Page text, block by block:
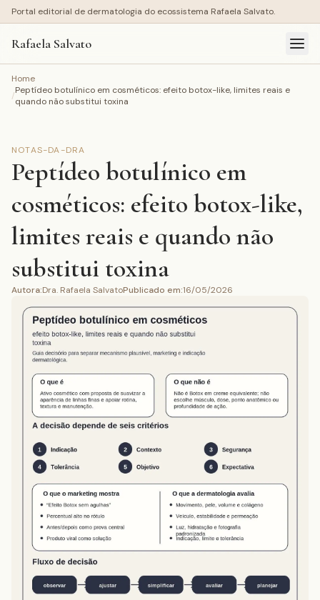
Portal editorial de dermatologia do ecossistema Rafaela Salvato.
Rafaela Salvato
Home
/Peptídeo botulínico em cosméticos: efeito botox-like, limites reais e
quando não substitui toxina
NOTAS-DA-DRA
Peptídeo botulínico em
cosméticos: efeito botox-like,
limites reais e quando não
substitui toxina
Autora:Dra. Rafaela SalvatoPublicado em:16/05/2026